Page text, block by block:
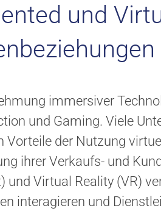
und
immersiver
und Gaming. Viele
Vorteile der Nutzung
ihrer Verkaufs- und
und Virtual Reality (VR)
interagieren und